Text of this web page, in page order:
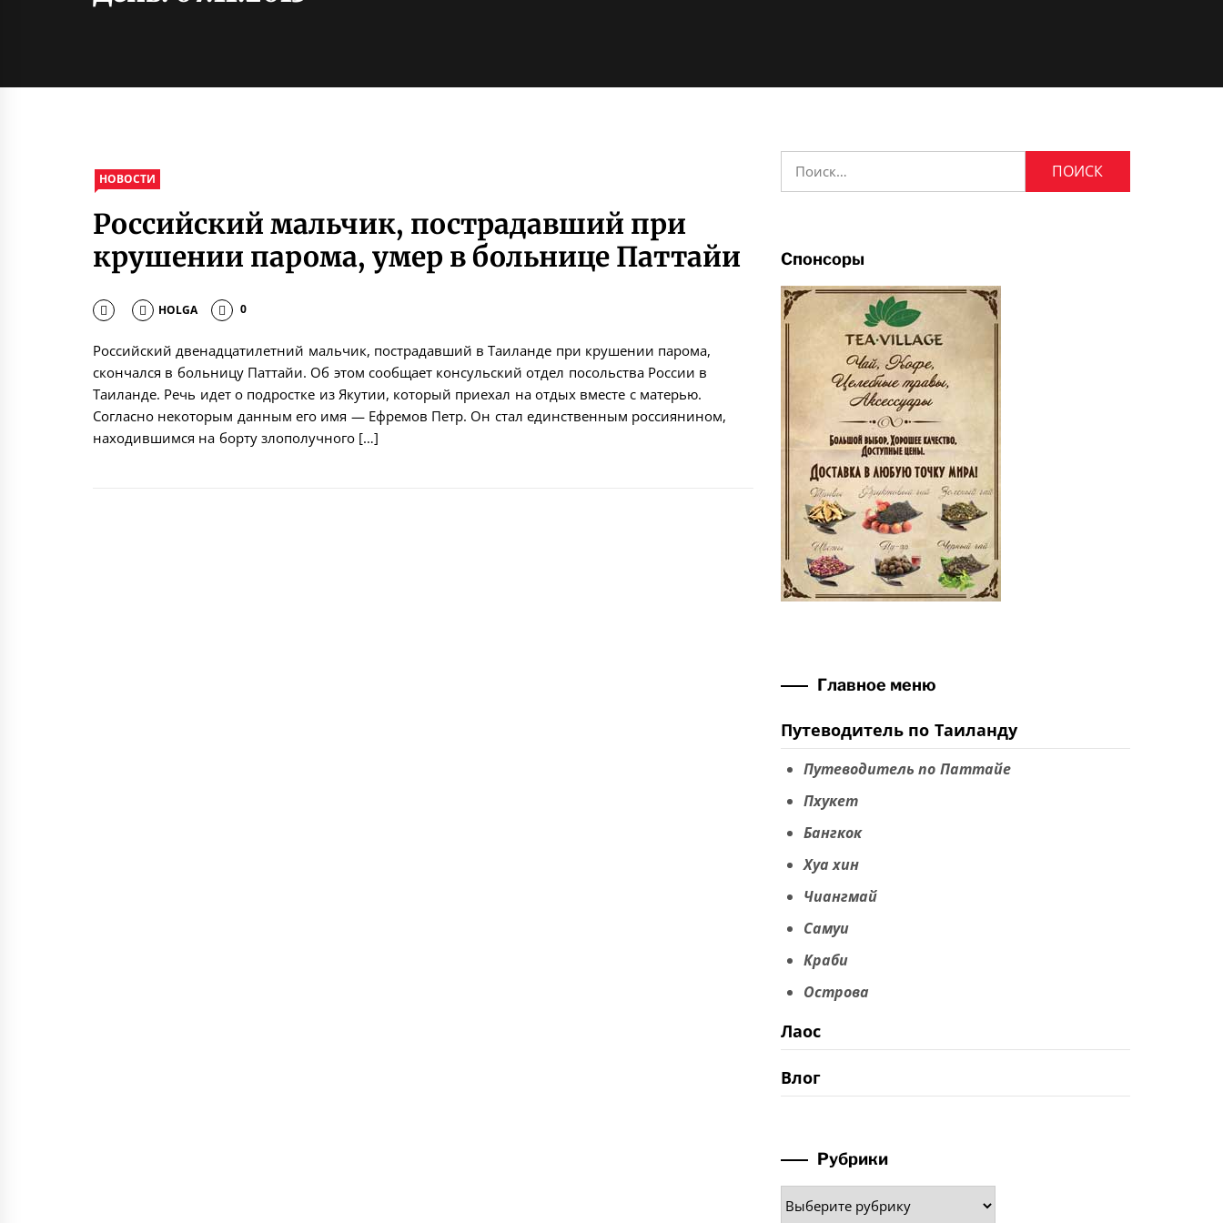
НОВОСТИ
Российский мальчик, пострадавший при
крушении парома, умер в больнице Паттайи
HOLGA 0
Российский двенадцатилетний мальчик, пострадавший в Таиланде при крушении парома,
скончался в больницу Паттайи. Об этом сообщает консульский отдел посольства России в
Таиланде. Речь идет о подростке из Якутии, который приехал на отдых вместе с матерью.
Согласно некоторым данным его имя — Ефремов Петр. Он стал единственным россиянином,
находившимся на борту злополучного […]
Найти:
Спонсоры
Главное меню
Путеводитель по Таиланду
Путеводитель по Паттайе
Пхукет
Бангкок
Хуа хин
Чиангмай
Самуи
Краби
Острова
Лаос
Влог
Рубрики
Рубрики